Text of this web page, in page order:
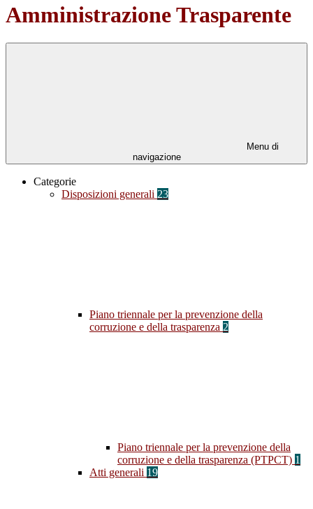
Amministrazione Trasparente
Menu di
navigazione
Categorie
Disposizioni generali 23
Piano triennale per la prevenzione della
corruzione e della trasparenza 2
Piano triennale per la prevenzione della
corruzione e della trasparenza (PTPCT) 1
Atti generali 19